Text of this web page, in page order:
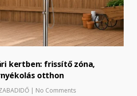
kertben: frissítő zóna,
otthon
No Comments